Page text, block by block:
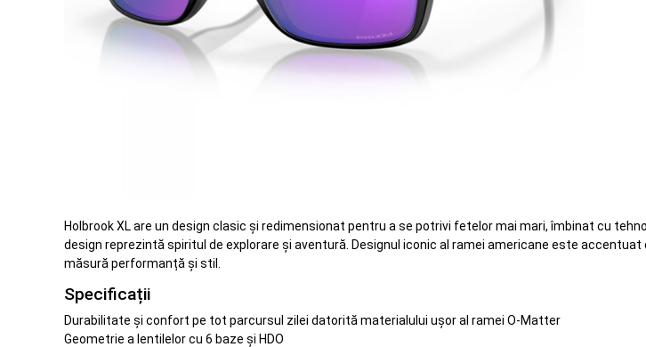
Holbrook XL are un design clasic și redimensionat pentru a se potrivi fetelor mai mari, îmbinat cu
design reprezintă spiritul de explorare și aventură. Designul iconic al ramei americane este
măsură performanță și stil.
Specificații
Durabilitate și confort pe tot parcursul zilei datorită materialului ușor al ramei O-Matter
Geometrie a lentilelor cu 6 baze și HDO